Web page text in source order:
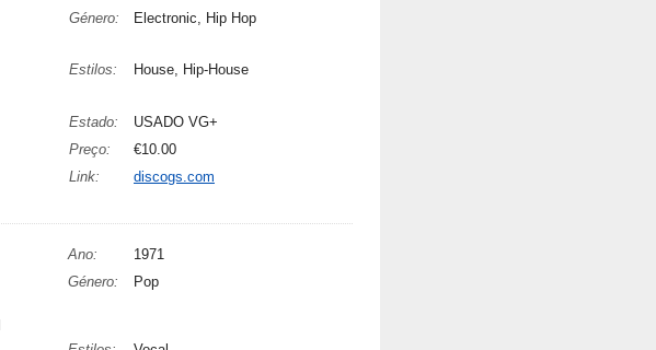
Género: Electronic, Hip Hop
Estilos: House, Hip-House
Estado:
USADO VG+
Preço:
€10.00
Link:
discogs.com
Ano:
1971
Género: Pop